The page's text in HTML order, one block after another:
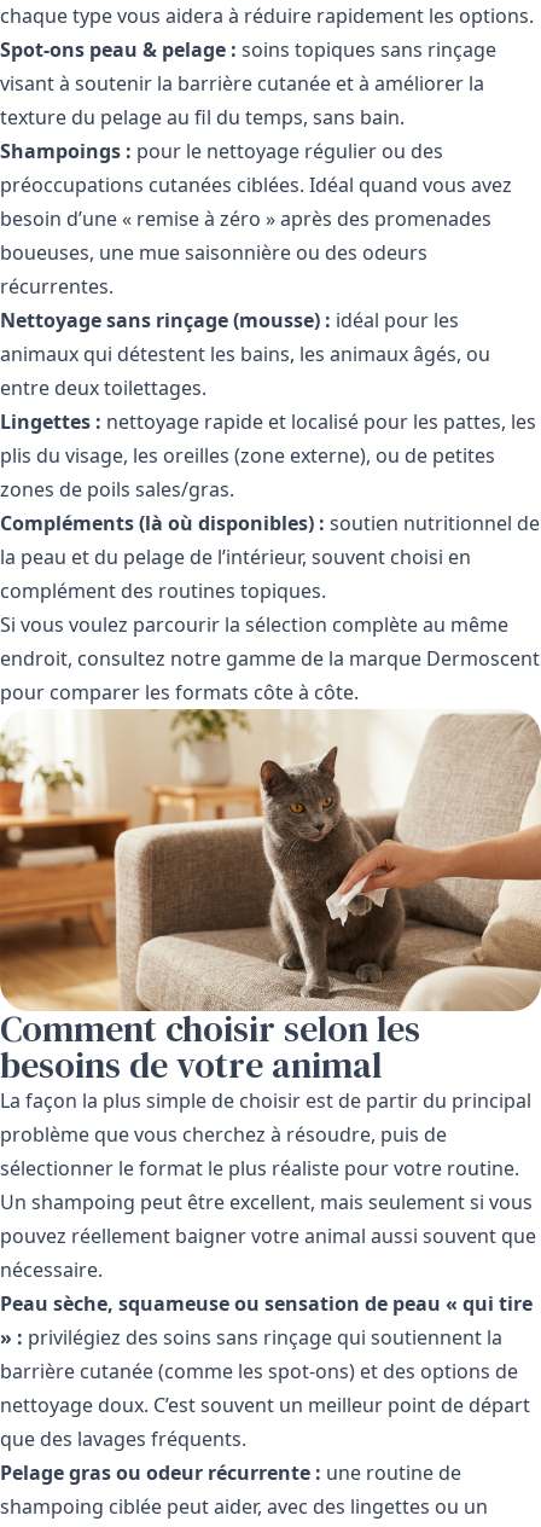
chaque type vous aidera à réduire rapidement les options.
Spot-ons peau & pelage : soins topiques sans rinçage
visant à soutenir la barrière cutanée et à améliorer la
texture du pelage au fil du temps, sans bain.
Shampoings : pour le nettoyage régulier ou des
préoccupations cutanées ciblées. Idéal quand vous avez
besoin d’une « remise à zéro » après des promenades
boueuses, une mue saisonnière ou des odeurs
récurrentes.
Nettoyage sans rinçage (mousse) : idéal pour les
animaux qui détestent les bains, les animaux âgés, ou
entre deux toilettages.
Lingettes : nettoyage rapide et localisé pour les pattes, les
plis du visage, les oreilles (zone externe), ou de petites
zones de poils sales/gras.
Compléments (là où disponibles) : soutien nutritionnel de
la peau et du pelage de l’intérieur, souvent choisi en
complément des routines topiques.
Si vous voulez parcourir la sélection complète au même
endroit, consultez notre gamme de la marque Dermoscent
pour comparer les formats côte à côte.
Comment choisir selon les
besoins de votre animal
La façon la plus simple de choisir est de partir du principal
problème que vous cherchez à résoudre, puis de
sélectionner le format le plus réaliste pour votre routine.
Un shampoing peut être excellent, mais seulement si vous
pouvez réellement baigner votre animal aussi souvent que
nécessaire.
Peau sèche, squameuse ou sensation de peau « qui tire
» : privilégiez des soins sans rinçage qui soutiennent la
barrière cutanée (comme les spot-ons) et des options de
nettoyage doux. C’est souvent un meilleur point de départ
que des lavages fréquents.
Pelage gras ou odeur récurrente : une routine de
shampoing ciblée peut aider, avec des lingettes ou un